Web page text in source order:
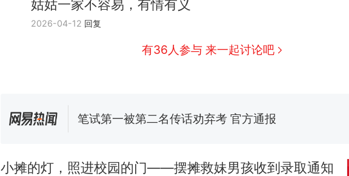
姑姑一家不容易，有情有义
2026-04-12 回复
有36人参与 来一起讨论吧
应
台风"白海豚"中心附近最大风力已达15级 最新研判
佛山一中学招聘物理教师，笔试前13名均遭淘汰？教
享界G9车型预售价公布：43.98万起
热 那个在床头放菜刀的女孩，因老师一句“跟我回家”
小摊的灯，照进校园的门——摆摊救妹男孩收到录取通知